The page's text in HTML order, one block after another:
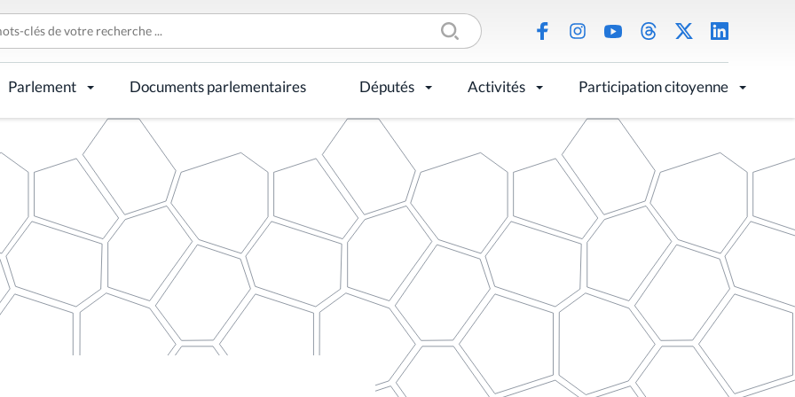
Parlement Documents parlementaires Députés Activités Participation citoyenne